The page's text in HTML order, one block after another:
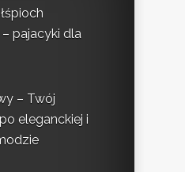
pajacyki dla
– Twój
eleganckiej i